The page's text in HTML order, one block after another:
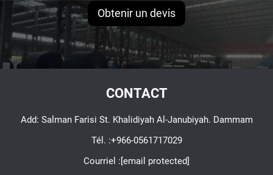
Obtenir un devis
CONTACT
Add: Salman Farisi St. Khalidiyah Al-Janubiyah. Dammam
Tél. :+966-0561717029
Courriel :[email protected]